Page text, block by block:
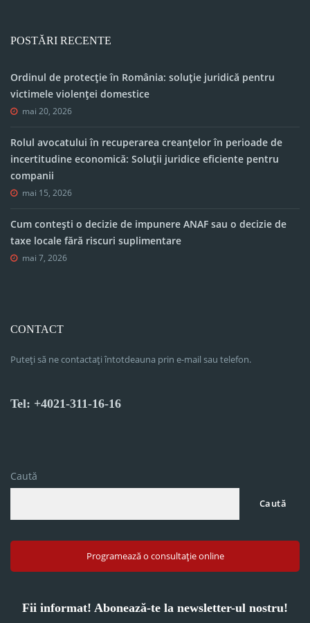
POSTĂRI RECENTE
Ordinul de protecție în România: soluție juridică pentru
victimele violenței domestice
mai 20, 2026
Rolul avocatului în recuperarea creanțelor în perioade de
incertitudine economică: Soluții juridice eficiente pentru
companii
mai 15, 2026
Cum contești o decizie de impunere ANAF sau o decizie de
taxe locale fără riscuri suplimentare
mai 7, 2026
CONTACT
Puteți să ne contactați întotdeauna prin e-mail sau telefon.
Tel: +4021-311-16-16
Caută
Caută
Programează o consultație online
Fii informat! Abonează-te la newsletter-ul nostru!